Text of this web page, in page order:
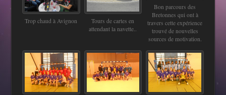
Trop chaud à Avignon
Tours de cartes en
attendant la navette..
Bon parcours des
Bretonnes qui ont à
travers cette expérience
trouvé de nouvelles
sources de motivation.